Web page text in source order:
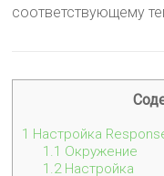
соответствующему
1 Настройка
1.1 Окружение
1.2Настройка